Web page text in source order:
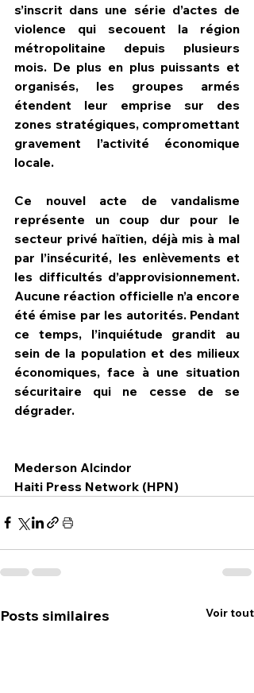
s’inscrit dans une série d’actes de
violence qui secouent la région
métropolitaine depuis plusieurs
mois. De plus en plus puissants et
organisés, les groupes armés
étendent leur emprise sur des
zones stratégiques, compromettant
gravement l’activité économique
locale.
Ce nouvel acte de vandalisme
représente un coup dur pour le
secteur privé haïtien, déjà mis à mal
par l’insécurité, les enlèvements et
les difficultés d’approvisionnement.
Aucune réaction officielle n’a encore
été émise par les autorités. Pendant
ce temps, l’inquiétude grandit au
sein de la population et des milieux
économiques, face à une situation
sécuritaire qui ne cesse de se
dégrader.
Mederson Alcindor
Haiti Press Network (HPN)
Posts similaires Voir tout